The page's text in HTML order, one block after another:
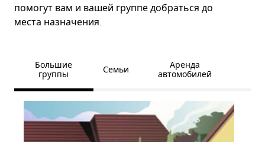
помогут вам и вашей группе добраться до
места назначения.
Большие
группы
Семьи
Аренда
автомобилей